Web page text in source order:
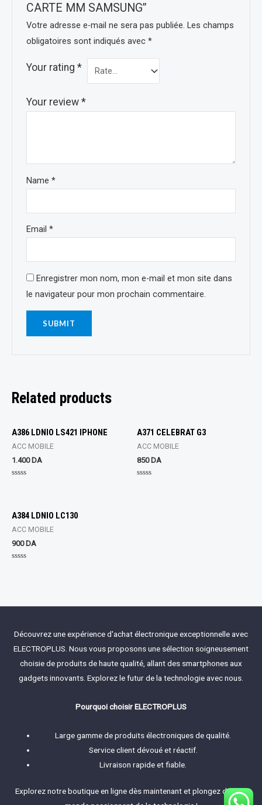
CARTE MM SAMSUNG”
Votre adresse e-mail ne sera pas publiée. Les champs
obligatoires sont indiqués avec*
Your rating*
Your review*
Name*
Email*
Enregistrer mon nom, mon e-mail et mon site dans
le navigateur pour mon prochain commentaire.
Related products
A386 LDNIO LS421 IPHONE
ACC MOBILE
1.400DA
5
A371 CELEBRAT G3
ACC MOBILE
850DA
A384 LDNIO LC130
ACC MOBILE
900DA
Découvrez une expérience d'achat électronique exceptionnelle avec
ELECTROPLUS. Nous vous proposons une sélection soigneusement
choisie de produits de haute qualité, allant des smartphones aux
gadgets innovants. Explorez le futur de la technologie avec nous.
Pourquoi choisir ELECTROPLUS
Large gamme de produits électroniques de qualité.
Service client dévoué et réactif.
Livraison rapide et fiable.
Explorez notre boutique en ligne dès maintenant et plongez dans le